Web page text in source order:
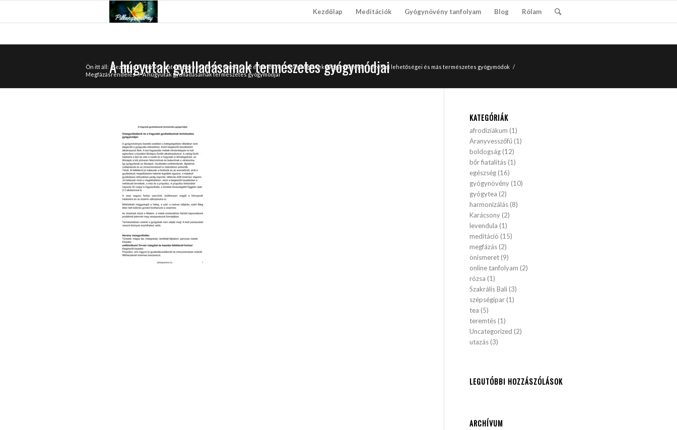
Kezdőlap Meditációk Gyógynövény tanfolyam Blog Rólam
A húgyutak gyulladásainak természetes gyógymódjai
Ön itt áll: Kezdőlap / A szívre ható gyógynövények – A szív és az érrendszer betegségeinek gyógynövényes kezelési lehetőségei és más természetes gyógymódok /
Megfázásrendelés / A húgyutak gyulladásainak természetes gyógymódjai
KATEGÓRIÁK
afrodiziákum (1)
Aranyvesszőfű (1)
boldogság (12)
bőr fiatalítás (1)
egészség (16)
gyógynövény (10)
gyógytea (2)
harmonizálás (8)
Karácsony (2)
levendula (1)
meditáció (15)
megfázás (2)
önismeret (9)
online tanfolyam (2)
rózsa (1)
Szakrális Bali (3)
szépségipar (1)
tea (5)
teremtés (1)
Uncategorized (2)
utazás (3)
LEGUTÓBBI HOZZÁSZÓLÁSOK
ARCHÍVUM